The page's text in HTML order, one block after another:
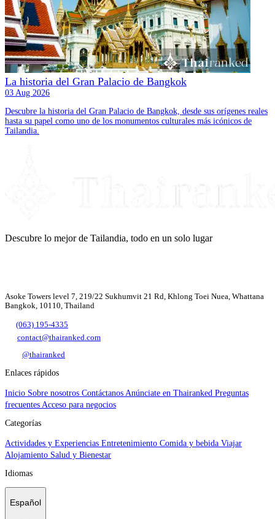
La historia del Gran Palacio de Bangkok
03 Aug 2026
Descubre la historia del Gran Palacio de Bangkok, desde sus orígenes reales
hasta su papel como uno de los monumentos culturales más icónicos de
Tailandia.
Descubre lo mejor de Tailandia, todo en un solo lugar
Asoke Towers level 7, 219/22 Sukhumvit 21 Rd, Khlong Toei Nuea, Whattana
Bangkok, 10110, Thailand
(063) 195-4335
contact@thairanked.com
@thairanked
Enlaces rápidos
Inicio Sobre nosotros Contáctanos Anúnciate en Thairanked Preguntas
frecuentes Acceso para negocios
Categorías
Actividades y Experiencias Entretenimiento Comida y bebida Viajar
Alojamiento Salud y Bienestar
Idiomas
Español